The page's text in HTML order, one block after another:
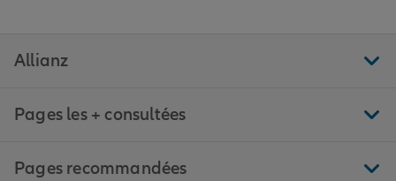
Allianz
Pages les + consultées
Pages recommandées